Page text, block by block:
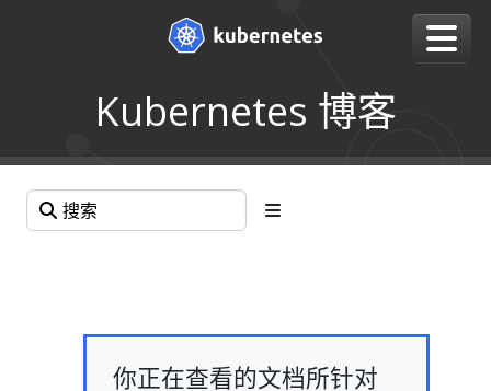
Kubernetes 博客
你正在查看的文档所针对